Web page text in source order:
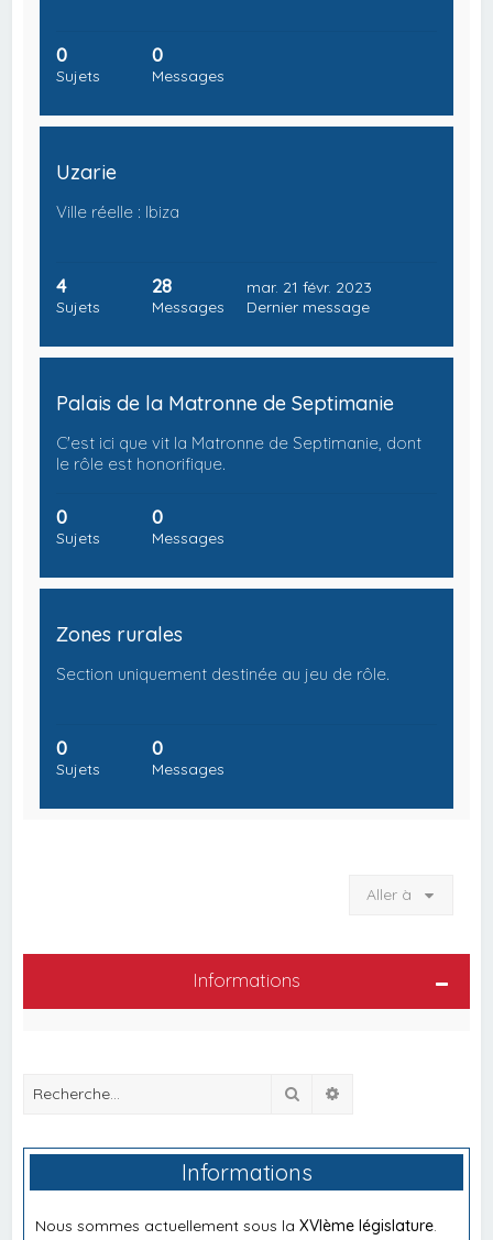
0
Sujets
0
Messages
Uzarie
Ville réelle : Ibiza
4
Sujets
28
Messages
mar. 21 févr. 2023
Dernier message
Palais de la Matronne de Septimanie
C'est ici que vit la Matronne de Septimanie, dont
le rôle est honorifique.
0
Sujets
0
Messages
Zones rurales
Section uniquement destinée au jeu de rôle.
0
Sujets
0
Messages
Aller à
Informations
Rechercher
Informations
Nous sommes actuellement sous laXVIème législature